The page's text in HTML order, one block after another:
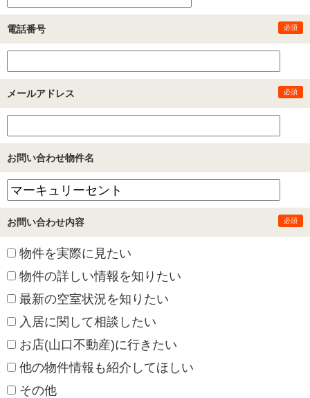
電話番号 必須
メールアドレス 必須
お問い合わせ物件名
お問い合わせ内容 必須
物件を実際に見たい
物件の詳しい情報を知りたい
最新の空室状況を知りたい
入居に関して相談したい
お店(山口不動産)に行きたい
他の物件情報も紹介してほしい
その他